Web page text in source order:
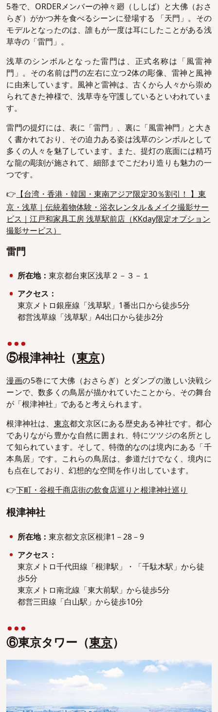
5巻で、ORDERメンバーの神々廻（ししば）と大佛（おさ
らぎ）がかつ丼を食べるシーンに登場する 「天門」。その
モデルとなったのは、誰もが一度は耳にしたことがある浅
草寺の「雷門」。
浅草のシンボルとなった雷門は、正式名称は「風雷神
門」。その名前は門の左右に立つ2体の彫像、雷神と風神
に由来しています。風神と雷神は、古くから人々から崇め
られてきた神様で、浅草寺を守護しているといわれていま
す。
雷門の提灯には、表に「雷門」、裏に「風雷神門」と大き
く書かれており、その迫力ある姿は浅草のシンボルとして
多くの人々を魅了しています。また、提灯の底面には精巧
な龍の彫刻が施されて、細部までこだわり造りも魅力の一
つです。
👉【台湾・香港・韓国・東南アジア限定30％割引！ 】東
京・浅草｜伝統着物体験・浴衣レンタル＆メイク撮影サー
ビス｜江戸和家具工房 浅草駅前店（KKday限定オプション
撮影サービス）
雷門
所在地： 東京都台東区浅草２－３－１
アクセス：
東京メトロ銀座線「浅草駅」1番出口から徒歩5分
都営浅草線「浅草駅」A4出口から徒歩2分
⑤根津神社（東京）
漫画の5巻にて大佛（おさらぎ）とダンプの激しい決戦シ
ーンで、数多くの鳥居が描かれていたことから、その舞台
が「根津神社」であると考えられます。
根津神社は、東京都文京区にある歴史ある神社です。都心
でありながら豊かな自然に囲まれ、特にツツジの名所とし
て知られています。そして、特徴的なのは境内にある「千
本鳥居」です。これらの鳥居は、参道だけでなく、境内に
も点在しており、幻想的な空間を作り出しています。
👉下町・谷根千商店街の飲食店巡りと根津神社巡り
根津神社
所在地： 東京都文京区根津1－28－9
アクセス：
東京メトロ千代田線「根津駅」・「千駄木駅」から徒
歩5分
東京メトロ南北線「東大前駅」から徒歩5分
都営三田線「白山駅」から徒歩10分
⑥東京タワー（東京）